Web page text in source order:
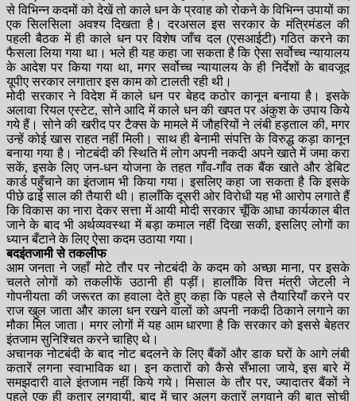
से विभिन्न कदमों को देखें तो काले धन के प्रवाह को रोकने के विभिन्न उपायों का
एक सिलसिला अवश्य दिखता है। दरअसल इस सरकार के मंत्रिमंडल की
पहली बैठक में ही काले धन पर विशेष जाँच दल (एसआईटी) गठित करने का
फैसला लिया गया था। भले ही यह कहा जा सकता है कि ऐसा सर्वोच्च न्यायालय
के आदेश पर किया गया था, मगर सर्वोच्च न्यायालय के ही निर्देशों के बावजूद
यूपीए सरकार लगातार इस काम को टालती रही थी।
मोदी सरकार ने विदेश में काले धन पर बेहद कठोर कानून बनाया है। इसके
अलावा रियल एस्टेट, सोने आदि में काले धन की खपत पर अंकुश के उपाय किये
गये हैं। सोने की खरीद पर टैक्स के मामले में जौहरियों ने लंबी हड़ताल की, मगर
उन्हें कोई खास राहत नहीं मिली। साथ ही बेनामी संपत्ति के विरुद्ध कड़ा कानून
बनाया गया है। नोटबंदी की स्थिति में लोग अपनी नकदी अपने खाते में जमा करा
सकें, इसके लिए जन-धन योजना के तहत गाँव-गाँव तक बैंक खाते और डेबिट
कार्ड पहुँचाने का इंतजाम भी किया गया। इसलिए कहा जा सकता है कि इसके
पीछे ढाई साल की तैयारी थी। हालाँकि दूसरी ओर विरोधी यह भी आरोप लगाते हैं
कि विकास का नारा देकर सत्ता में आयी मोदी सरकार चूँकि आधा कार्यकाल बीत
जाने के बाद भी अर्थव्यवस्था में बड़ा कमाल नहीं दिखा सकी, इसलिए लोगों का
ध्यान बँटाने के लिए ऐसा कदम उठाया गया।
बदइंतजामी से तकलीफ
आम जनता ने जहाँ मोटे तौर पर नोटबंदी के कदम को अच्छा माना, पर इसके
चलते लोगों को तकलीफें उठानी ही पड़ीं। हालाँकि वित्त मंत्री जेटली ने
गोपनीयता की जरूरत का हवाला देते हुए कहा कि पहले से तैयारियाँ करने पर
राज खुल जाता और काला धन रखने वालों को अपनी नकदी ठिकाने लगाने का
मौका मिल जाता। मगर लोगों में यह आम धारणा है कि सरकार को इससे बेहतर
इंतजाम सुनिश्चित करने चाहिए थे।
अचानक नोटबंदी के बाद नोट बदलने के लिए बैंकों और डाक घरों के आगे लंबी
कतारें लगना स्वाभाविक था। इन कतारों को कैसे सँभाला जाये, इस बारे में
समझदारी वाले इंतजाम नहीं किये गये। मिसाल के तौर पर, ज्यादातर बैंकों ने
पहले एक ही कतार लगवायी, बाद में चार अलग कतारें लगवाने की बात सोची